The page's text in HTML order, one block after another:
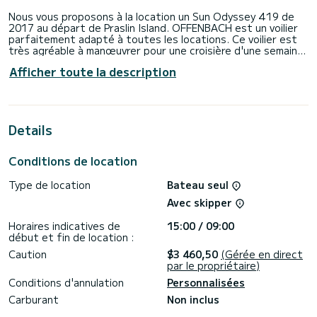
Nous vous proposons à la location un Sun Odyssey 419 de
2017 au départ de Praslin Island. OFFENBACH est un voilier
parfaitement adapté à toutes les locations. Ce voilier est
très agréable à manœuvrer pour une croisière d'une semaine
Vous allez vivre une croisière exceptionnelle sur ce voilier de
croisière et profiter de ses 3 cabines au confort total.
Pour votre confort, OFFENBACH dispose de 2 toilettes avec
Ce bateau est équipé d'une grand-voile lattée et d'un
Pilote automatique, Moteur hors-bord, Douche de pont.
Nous vous invitons à demander un devis directement via la
plateforme, nous vous répondrons avec nos meilleures
Afficher toute la description
Details
Conditions de location
Type de location
Bateau seul
Avec skipper
Horaires indicatives de
début et fin de location :
15:00 / 09:00
Caution
$3 460,50 (Gérée en direct
par le propriétaire)
Conditions d'annulation
Personnalisées
Carburant
Non inclus